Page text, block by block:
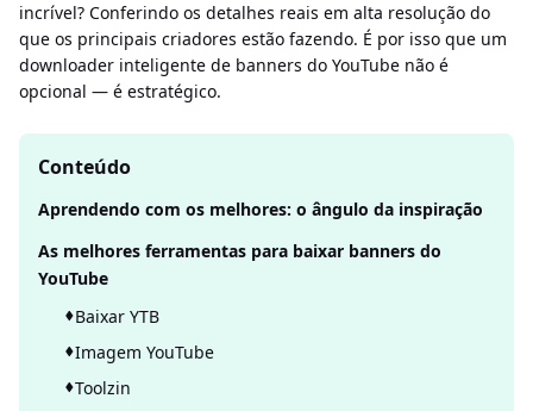
incrível? Conferindo os detalhes reais em alta resolução do
que os principais criadores estão fazendo. É por isso que um
downloader inteligente de banners do YouTube não é
opcional — é estratégico.
Conteúdo
Aprendendo com os melhores: o ângulo da inspiração
As melhores ferramentas para baixar banners do
YouTube
Baixar YTB
Imagem YouTube
Toolzin